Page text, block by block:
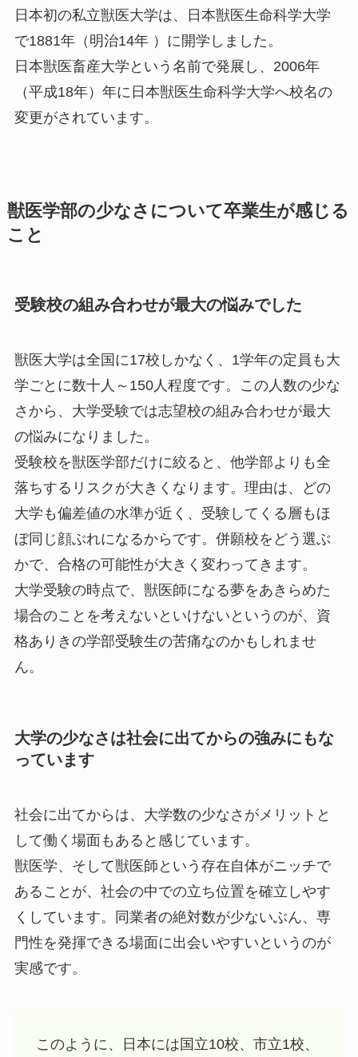
日本初の私立獣医大学は、日本獣医生命科学大学
で1881年（明治14年 ）に開学しました。
日本獣医畜産大学という名前で発展し、2006年
（平成18年）年に日本獣医生命科学大学へ校名の
変更がされています。
獣医学部の少なさについて卒業生が感じる
こと
受験校の組み合わせが最大の悩みでした
獣医大学は全国に17校しかなく、1学年の定員も大
学ごとに数十人～150人程度です。この人数の少な
さから、大学受験では志望校の組み合わせが最大
の悩みになりました。
受験校を獣医学部だけに絞ると、他学部よりも全
落ちするリスクが大きくなります。理由は、どの
大学も偏差値の水準が近く、受験してくる層もほ
ぼ同じ顔ぶれになるからです。併願校をどう選ぶ
かで、合格の可能性が大きく変わってきます。
大学受験の時点で、獣医師になる夢をあきらめた
場合のことを考えないといけないというのが、資
格ありきの学部受験生の苦痛なのかもしれませ
ん。
大学の少なさは社会に出てからの強みにもな
っています
社会に出てからは、大学数の少なさがメリットと
して働く場面もあると感じています。
獣医学、そして獣医師という存在自体がニッチで
あることが、社会の中での立ち位置を確立しやす
くしています。同業者の絶対数が少ないぶん、専
門性を発揮できる場面に出会いやすいというのが
実感です。
このように、日本には国立10校、市立1校、